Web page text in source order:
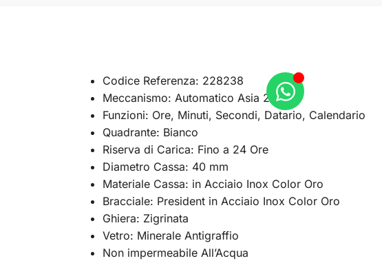
Codice Referenza: 228238
Meccanismo: Automatico Asia 2813
Funzioni: Ore, Minuti, Secondi, Datario, Calendario
Quadrante: Bianco
Riserva di Carica: Fino a 24 Ore
Diametro Cassa: 40 mm
Materiale Cassa: in Acciaio Inox Color Oro
Bracciale: President in Acciaio Inox Color Oro
Ghiera: Zigrinata
Vetro: Minerale Antigraffio
Non impermeabile All’Acqua